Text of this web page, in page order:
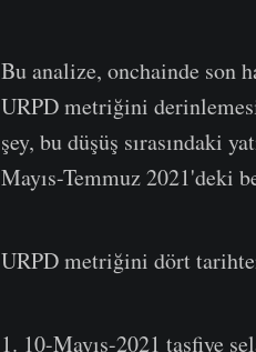
Bu analize, onchainde son
URPD metriğini
şey, bu düşüş sırasındaki
Mayıs-Temmuz 2021'deki
URPD metriğini dört
1. 10-Mayıs-2021 tasfiye